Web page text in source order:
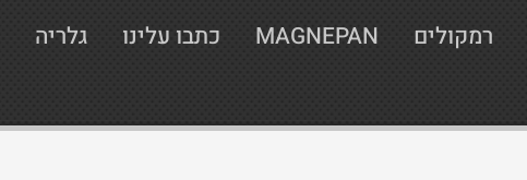
רמקולים MAGNEPAN כתבו עלינו גלריה